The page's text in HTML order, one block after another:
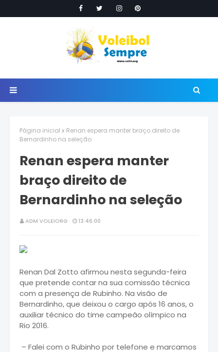
Página inicial
Renan espera manter braço direito de
Bernardinho na seleção
Renan espera manter
braço direito de
Bernardinho na seleção
ADM VOLEIORG 13:46:00
Renan Dal Zotto afirmou nesta segunda-feira
que pretende contar na sua comissão técnica
com a presença de Rubinho. Na visão de
Bernardinho, que deixou o cargo após 16 anos, o
auxiliar técnico do time campeão olímpico na
Rio 2016.
– Falei com o Rubinho por telefone e marcamos